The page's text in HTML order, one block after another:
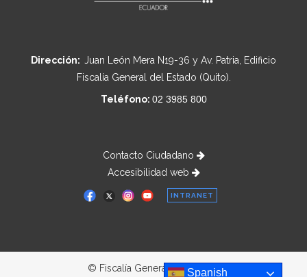
Dirección: Juan León Mera N19-36 y Av. Patria, Edificio
Fiscalía General del Estado (Quito).
Teléfono: 02 3985 800
Contacto Ciudadano
Accesibilidad web
INTRANET
© Fiscalía General del Estado
Spanish